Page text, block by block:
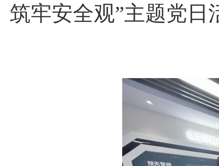
筑牢安全观”主题党日